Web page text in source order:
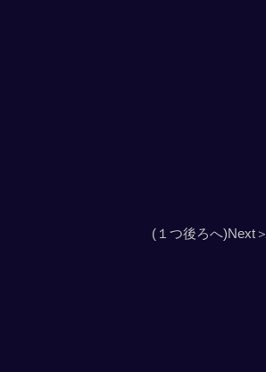
(１つ後ろへ)Next＞